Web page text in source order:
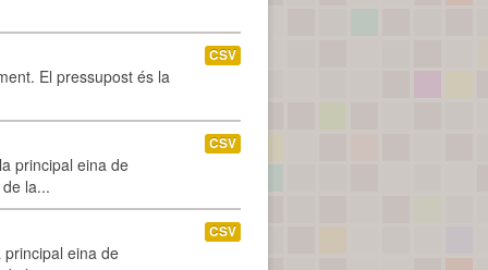
El pressupost és la
CSV
principal eina de
la...
CSV
eina de
CSV